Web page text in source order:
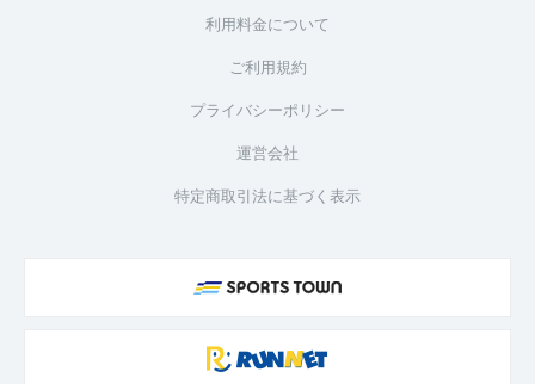
利用料金について
ご利用規約
プライバシーポリシー
運営会社
特定商取引法に基づく表示